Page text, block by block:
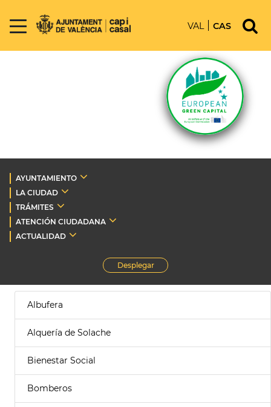
VAL CAS
AYUNTAMIENTO
LA CIUDAD
TRÁMITES
ATENCIÓN CIUDADANA
ACTUALIDAD
Desplegar
Albufera
Alquería de Solache
Bienestar Social
Bomberos